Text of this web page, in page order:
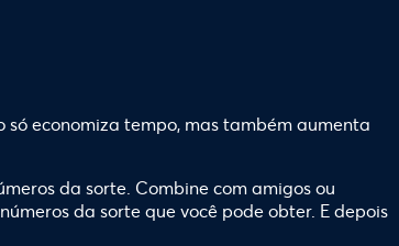
economiza tempo, mas também aumenta
da sorte. Combine com amigos ou
da sorte que você pode obter. E depois